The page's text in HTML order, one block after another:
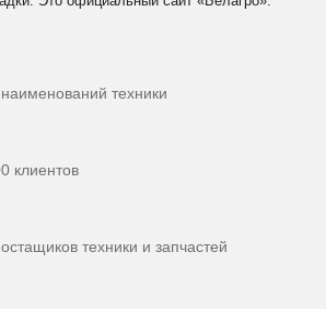
техники
клиентов
техники и запчастей